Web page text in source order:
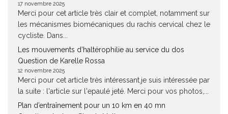
17 novembre 2025
Merci pour cet article très clair et complet, notamment sur
les mécanismes biomécaniques du rachis cervical chez le
cycliste. Dans...
Les mouvements d’haltérophilie au service du dos
Question de Karelle Rossa
12 novembre 2025
Merci pour cet article très intéressant.je suis intéressée par
la suite : l'article sur l'epaulé jeté. Merci pour vos photos,...
Plan d’entraînement pour un 10 km en 40 mn